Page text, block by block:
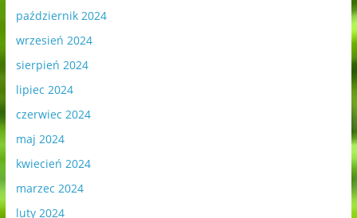
październik 2024
wrzesień 2024
sierpień 2024
lipiec 2024
czerwiec 2024
maj 2024
kwiecień 2024
marzec 2024
luty 2024